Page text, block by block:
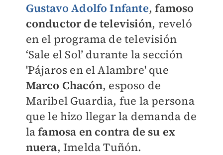
Gustavo Adolfo Infante,famoso
conductor de televisión, reveló
en el programa de televisión
‘Sale el Sol’ durante la sección
'Pájaros en el Alambre' que
Marco Chacón, esposo de
Maribel Guardia, fue la persona
que le hizo llegar la demanda de
lafamosa en contra de su ex
nuera, Imelda Tuñón.